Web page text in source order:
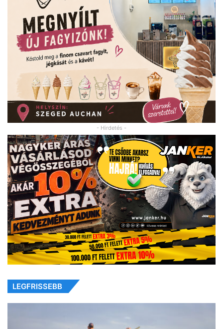
- Hirdetés -
LEGFRISSEBB